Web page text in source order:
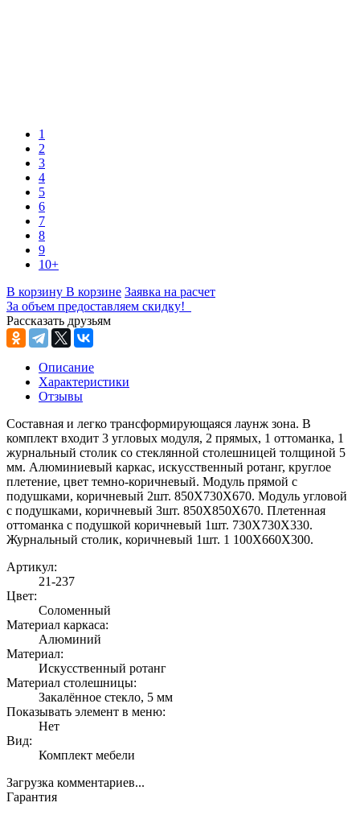
1
2
3
4
5
6
7
8
9
10+
В корзину В корзине Заявка на расчет
За объем предоставляем скидку!
Рассказать друзьям
Описание
Характеристики
Отзывы
Составная и легко трансформирующаяся лаунж зона. В
комплект входит 3 угловых модуля, 2 прямых, 1 оттоманка, 1
журнальный столик со стеклянной столешницей толщиной 5
мм. Алюминиевый каркас, искусственный ротанг, круглое
плетение, цвет темно-коричневый. Модуль прямой с
подушками, коричневый 2шт. 850Х730Х670. Модуль угловой
с подушками, коричневый 3шт. 850Х850Х670. Плетенная
оттоманка с подушкой коричневый 1шт. 730Х730Х330.
Журнальный столик, коричневый 1шт. 1 100Х660Х300.
Артикул:
21-237
Цвет:
Соломенный
Материал каркаса:
Алюминий
Материал:
Искусственный ротанг
Материал столешницы:
Закалённое стекло, 5 мм
Показывать элемент в меню:
Нет
Вид:
Комплект мебели
Загрузка комментариев...
Гарантия